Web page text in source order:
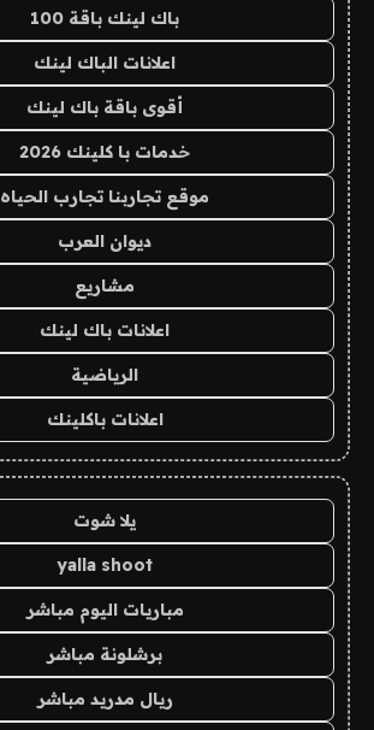
باك لينك باقة 100
اعلانات الباك لينك
أقوى باقة باك لينك
خدمات با كلينك 2026
موقع تجاربنا تجارب الحياه
ديوان العرب
مشاريع
اعلانات باك لينك
الرياضية
اعلانات باكلينك
يلا شوت
yalla shoot
مباريات اليوم مباشر
برشلونة مباشر
ريال مدريد مباشر